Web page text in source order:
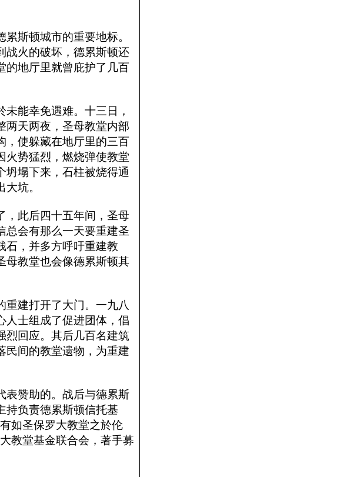
斯顿城市的重要地标。
战火的破坏，德累斯顿还
的地厅里就曾庇护了几百
能幸免遇难。十三日，
两天两夜，圣母教堂内部
，使躲藏在地厅里的三百
火势猛烈，燃烧弹使教堂
坍塌下来，石柱被烧得通
坑。
，此后四十五年间，圣母
总会有那么一天要重建圣
石，并多方呼吁重建教
母教堂也会像德累斯顿其
重建打开了大门。一九八
人士组成了促进团体，倡
烈回应。其后几百名建筑
民间的教堂遗物，为重建
表赞助的。战后与德累斯
持负责德累斯顿信托基
如圣保罗大教堂之於伦
教堂基金联合会，著手募